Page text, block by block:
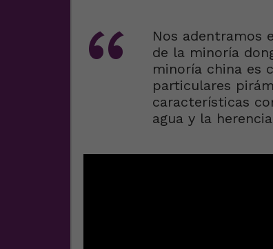
Nos adentramos
de la minoría
minoría china es
particulares
características
agua y la